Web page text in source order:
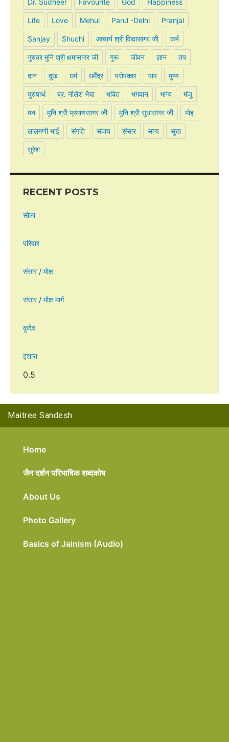
Life Love Mehul Parul -Delhi Pranjal
Sanjay Shuchi आचार्य श्री विद्यासागर जी कर्म
गुरुवर मुनि श्री क्षमासागर जी गुरू जीवन ज्ञान तप
दान दुख धर्म धर्मेंद्र परोपकार पाप पुण्य
पुरुषार्थ ब्र. नीलेश भैया भक्ति भगवान भाग्य मंजू
मन मुनि श्री प्रमाणसागर जी मुनि श्री सुधासागर जी मोह
लालमणी भाई संगति संजय संसार सत्य सुख
सुरेश
RECENT POSTS
सोला
परिवार
संसार / मोक्ष
संसार / मोक्ष मार्ग
कुदेव
इशारा
Maitree Sandesh
Home
जैन दर्शन परिभाषिक शब्दकोष
About Us
Photo Gallery
Basics of Jainism (Audio)